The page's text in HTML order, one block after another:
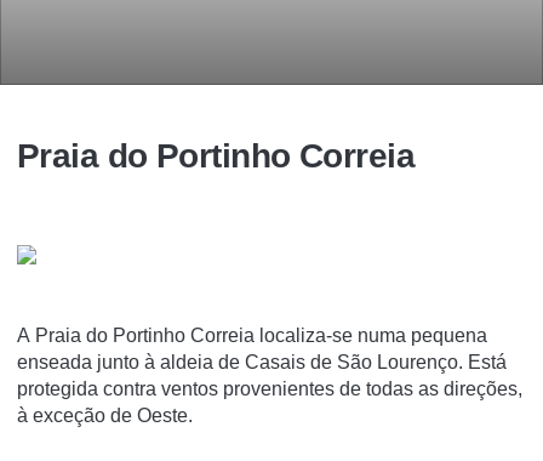
Praia do Portinho Correia
A Praia do Portinho Correia localiza-se numa pequena
enseada junto à aldeia de Casais de São Lourenço. Está
protegida contra ventos provenientes de todas as direções,
à exceção de Oeste.